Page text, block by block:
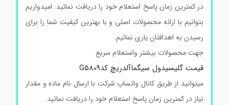
در کمترین زمان پاسخ استعلام خود را دریافت نمائید. امیدواریم
بتوانیم با ارائه محصولات اصلی و با بهترین کیفیت شما را برای
رسیدن به اهدافتان یاری نمائیم.
جهت محصولات بیشتر واستعلام سریع
قیمت گلیسیدول سیگماآلدریچ کدG5809
میتوانید از طریق کانال واتساپ شرکت با ارسال نام ماده و مقدار
نیاز در کمترین زمان پاسخ استعلام خود را دریافت نمائید.